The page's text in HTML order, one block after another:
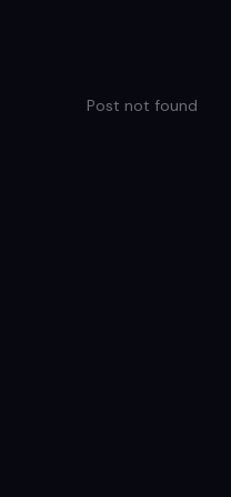
Post not found